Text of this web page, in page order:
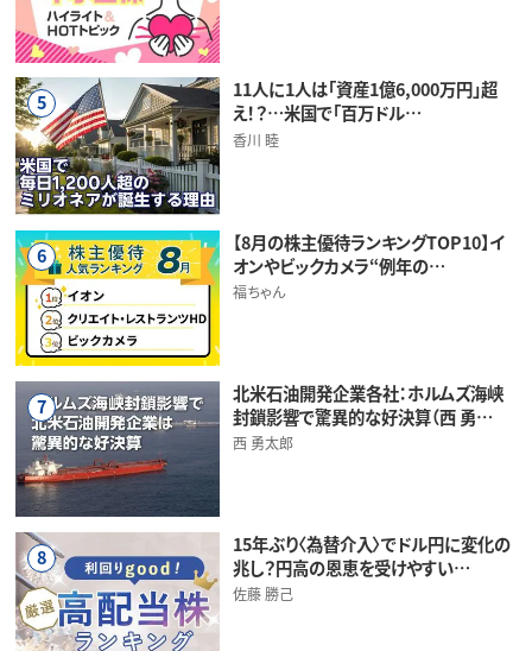
5
11人に1人は「資産1億6,000万円」超
え！？…米国で「百万ドル…
香川 睦
6
【8月の株主優待ランキングTOP10】イ
オンやビックカメラ“例年の…
福ちゃん
7
北米石油開発企業各社：ホルムズ海峡
封鎖影響で驚異的な好決算（西 勇…
西 勇太郎
8
15年ぶり〈為替介入〉でドル円に変化の
兆し？円高の恩恵を受けやすい…
佐藤 勝己